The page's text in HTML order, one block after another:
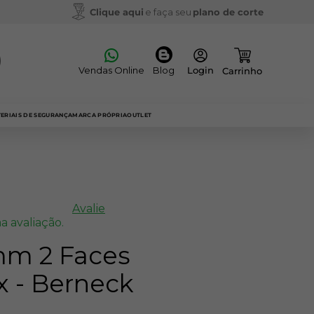
Clique aqui e faça seu plano de corte
Vendas Online Blog
DE SEGURANÇAMARCA PRÓPRIAOUTLET
avaliação.
Avalie
2 Faces
- Berneck